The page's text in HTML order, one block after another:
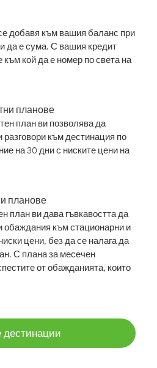
добавя към вашия баланс при
да е сума. С вашия кредит
кой да е номер по света на
планове
план ви позволява да
към дестинация по
на 30 дни с ниските цени на
планове
план ви дава гъвкавостта да
обаждания към стационарни и
цени, без да се налага да
С плана за месечен
от обажданията, които